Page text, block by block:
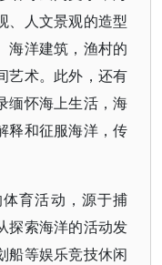
、人文景观的造型
海洋建筑，渔村的
艺术。此外，还有
缅怀海上生活，海
释和征服海洋，传
育活动，源于捕
探索海洋的活动发
船等娱乐竞技休闲